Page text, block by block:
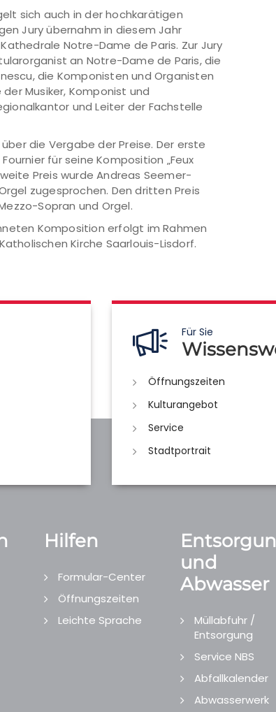
sich auch in der hochkarätigen
Jury übernahm in diesem Jahr
Notre-Dame de Paris. Zur Jury
an Notre-Dame de Paris, die
die Komponisten und Organisten
Musiker, Komponist und
und Leiter der Fachstelle
die Vergabe der Preise. Der erste
für seine Komposition „Feux
Preis wurde Andreas Seemer-
zugesprochen. Den dritten Preis
Sopran und Orgel.
Komposition erfolgt im Rahmen
Kirche Saarlouis-Lisdorf.
Für Sie
Öffnungszeiten
Kulturangebot
Service
Stadtportrait
Hilfen
Formular-Center
Öffnungszeiten
Leichte Sprache
und
Abwasser
Müllabfuhr /
Entsorgung
Service NBS
Abfallkalender
Abwasserwerk